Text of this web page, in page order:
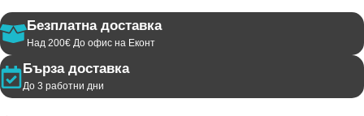
Безплатна доставка
Над 200€ До офис на Еконт
Бърза доставка
До 3 работни дни